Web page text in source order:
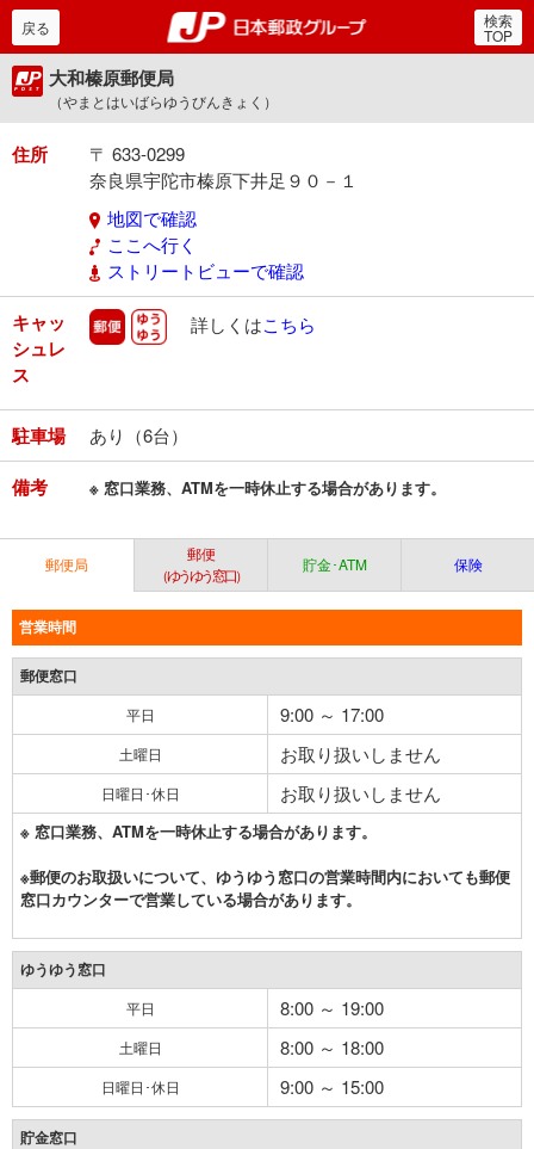
郵便局・日本郵政グルー
戻る 検索
TOP
大和榛原郵便局
（やまとはいばらゆうびんきょく）
住所
〒 633-0299
奈良県宇陀市榛原下井足９０－１
地図で確認
ここへ行く
ストリートビューで確認
キャッ
シュレ
ス
郵便 ゆうゆう
詳しくはこちら
駐車場 あり（6台）
備考 ※ 窓口業務、ATMを一時休止する場合があります。
郵便局
郵便
（ゆうゆう窓口）
貯金･ATM 保険
営業時間
郵便窓口
平日 9:00 ～ 17:00
土曜日 お取り扱いしません
日曜日･休日 お取り扱いしません
※ 窓口業務、ATMを一時休止する場合があります。
※郵便のお取扱いについて、ゆうゆう窓口の営業時間内においても郵便
窓口カウンターで営業している場合があります。
ゆうゆう窓口
平日 8:00 ～ 19:00
土曜日 8:00 ～ 18:00
日曜日･休日 9:00 ～ 15:00
貯金窓口